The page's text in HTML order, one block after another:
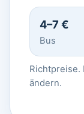
4–7 €
Bus
Richtpreise.
ändern.